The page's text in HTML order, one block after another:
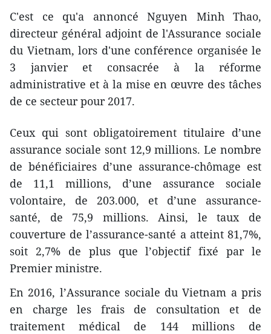
C'est ce qu'a annoncé Nguyen Minh Thao,
directeur général adjoint de l'Assurance sociale
du Vietnam, lors d'une conférence organisée le
3 janvier et consacrée à la réforme
administrative et à la mise en œuvre des tâches
de ce secteur pour 2017.
Ceux qui sont obligatoirement titulaire d’une
assurance sociale sont 12,9 millions. Le nombre
de bénéficiaires d’une assurance-chômage est
de 11,1 millions, d’une assurance sociale
volontaire, de 203.000, et d’une assurance-
santé, de 75,9 millions. Ainsi, le taux de
couverture de l’assurance-santé a atteint 81,7%,
soit 2,7% de plus que l’objectif fixé par le
Premier ministre.
En 2016, l’Assurance sociale du Vietnam a pris
en charge les frais de consultation et de
traitement médical de 144 millions de